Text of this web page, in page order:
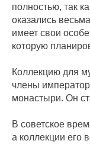
полностью, так
оказались
имеет свои
которую
Коллекцию для
члены
монастыри. Он
В советское
а коллекции его